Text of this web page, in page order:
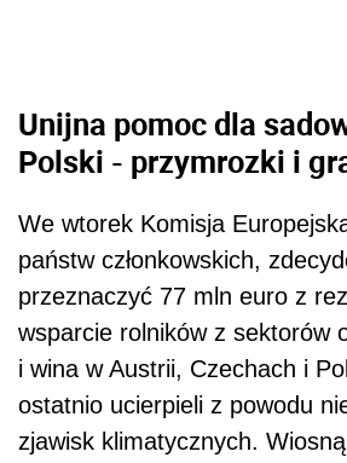
Unijna pomoc dla
Polski - przymrozki i
We wtorek Komisja
państw członkowskich,
przeznaczyć 77 mln euro z
wsparcie rolników z sektorów
i wina w Austrii, Czechach i
ostatnio ucierpieli z powodu
zjawisk klimatycznych.